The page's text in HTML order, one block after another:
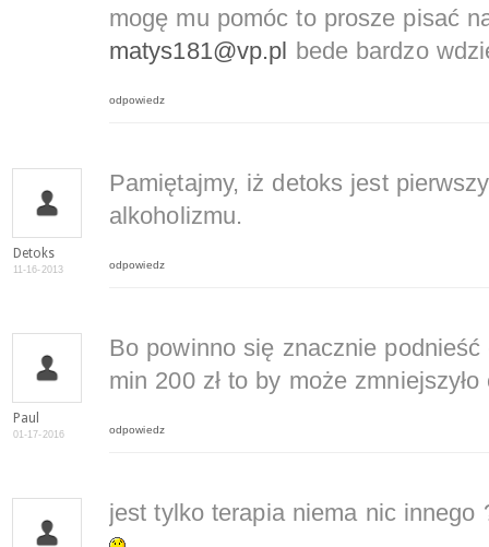
mogę mu pomóc to prosze pisać
matys181@vp.pl
bede bardzo
odpowiedz
Detoks
11-16-2013
Pamiętajmy, iż detoks jest
alkoholizmu.
odpowiedz
Paul
01-17-2016
Bo powinno się znacznie
min 200 zł to by może
odpowiedz
jest tylko terapia niema nic innego